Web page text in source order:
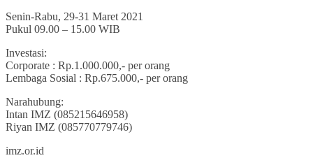
Senin-Rabu, 29-31 Maret 2021
Pukul 09.00 – 15.00 WIB
Investasi:
Corporate : Rp.1.000.000,- per orang
Lembaga Sosial : Rp.675.000,- per orang
Narahubung:
Intan IMZ (085215646958)
Riyan IMZ (085770779746)
imz.or.id